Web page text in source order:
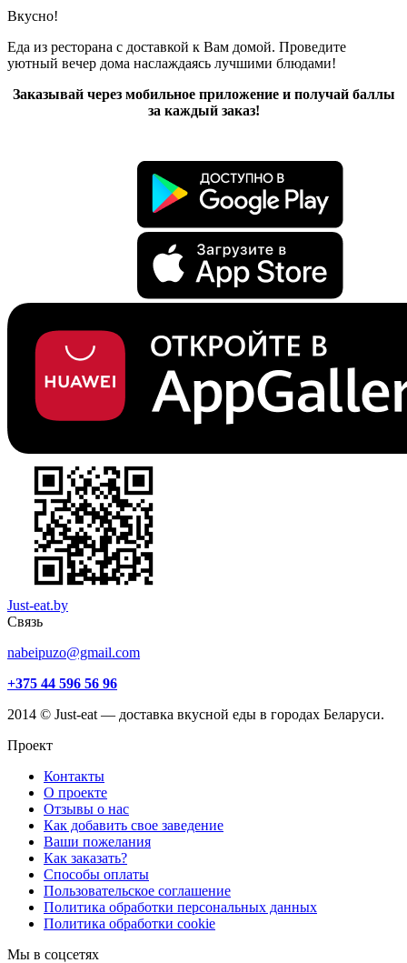
Вкусно!
Еда из ресторана с доставкой к Вам домой. Проведите
уютный вечер дома наслаждаясь лучшими блюдами!
Заказывай через мобильное приложение и получай баллы
за каждый заказ!
Just-eat.by
Связь
nabeipuzo@gmail.com
+375 44 596 56 96
2014 © Just-eat — доставка вкусной еды в городах Беларуси.
Проект
Контакты
О проекте
Отзывы о нас
Как добавить свое заведение
Ваши пожелания
Как заказать?
Способы оплаты
Пользовательское соглашение
Политика обработки персональных данных
Политика обработки cookie
Мы в соцсетях